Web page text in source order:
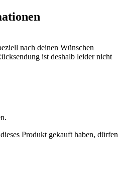
nach deinen Wünschen
ist deshalb leider nicht
Produkt gekauft haben, dürfen